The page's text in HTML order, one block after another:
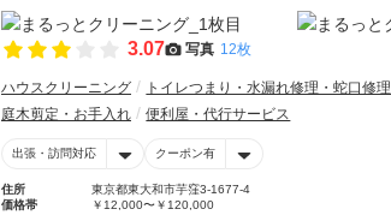
3.07 写真 12枚
ハウスクリーニング トイレつまり・水漏れ修理・蛇口修理
庭木剪定・お手入れ
便利屋・代行サービス
出張・訪問対応 クーポン有
住所
東京都東大和市芋窪3-1677-4
価格帯
￥12,000〜￥120,000